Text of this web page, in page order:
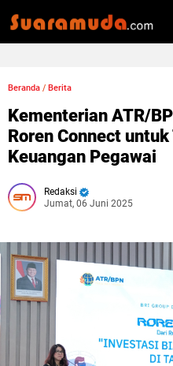
Beranda / Berita
Kementerian ATR/
Roren Connect
Keuangan Pegawai
Redaksi
Jumat, 06 Juni 2025